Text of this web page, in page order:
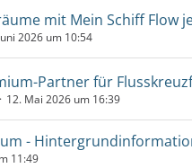
mit Mein Schiff Flow
2026 um 10:54
Partner für
12. Mai 2026 um 16:39
-
11:49